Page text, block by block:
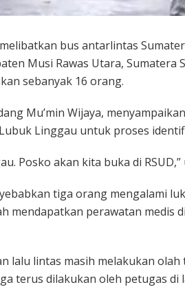
bus antarlintas
Musi Rawas Utara, Sumatera
sebanyak 16 orang.
Mu’min Wijaya,
Linggau untuk proses
Posko akan kita buka di
tiga orang mengalami
mendapatkan perawatan medis
lalu lintas masih melakukan olah
terus dilakukan oleh petugas di